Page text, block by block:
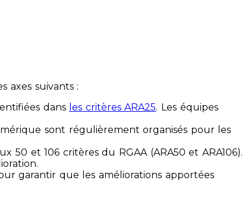
axes suivants :
dans les critères ARA25. Les équipes
sont régulièrement organisés pour les
et 106 critères du RGAA (ARA50 et ARA106).
garantir que les améliorations apportées